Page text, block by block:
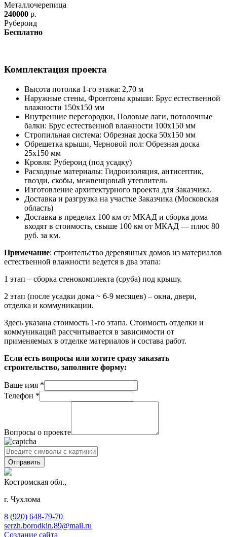
Металлочерепица
240000 р.
Рубероид
Бесплатно
Комплектация проекта
Высота потолка 1-го этажа: 2,70 м
Наружные стены, Фронтоны крыши: Брус естественной
влажности 150х150 мм
Внутренние перегородки, Половые лаги, потолочные
балки: Брус естественной влажности 100х150 мм
Стропильная система: Обрезная доска 50х150 мм
Обрешетка крыши, Черновой пол: Обрезная доска
25х150 мм
Кровля: Рубероид (под усадку)
Расходные материалы: Гидроизоляция, антисептик,
гвозди, скобы, межвенцовый утеплитель
Изготовление архитектурного проекта для Заказчика.
Доставка и разгрузка на участке Заказчика (Московская
область)
Доставка в пределах 100 км от МКАД и сборка дома
входят в стоимость, свыше 100 км от МКАД — плюс 80
руб. за км.
Примечание: строительство деревянных домов из материалов
естественной влажности ведется в два этапа:
1 этап – сборка стенокомплекта (сруба) под крышу.
2 этап (после усадки дома ~ 6-9 месяцев) – окна, двери,
отделка и коммуникации.
Здесь указана стоимость 1-го этапа. Стоимость отделки и
коммуникаций рассчитывается в зависимости от
применяемых в отделке материалов и состава работ.
Если есть вопросы или хотите сразу заказать
строительство, заполните форму:
Ваше имя *
Телефон *
Вопросы о проекте
Костромская обл.,
г. Чухлома
8 (920) 648-79-70
serzh.borodkin.89@mail.ru
Создание сайта